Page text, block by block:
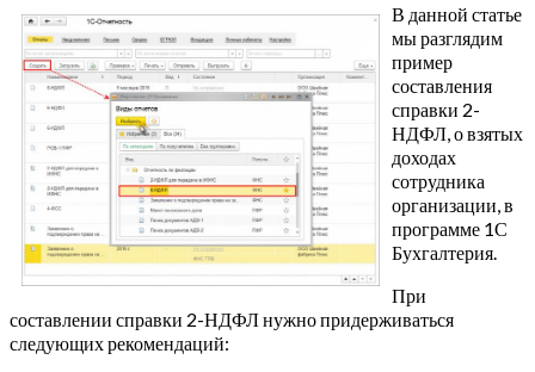
В данной статье
мы разглядим
пример
составления
справки 2-
НДФЛ, о взятых
доходах
сотрудника
организации, в
программе 1С
Бухгалтерия.
При
составлении справки 2-НДФЛ нужно придерживаться
следующих рекомендаций: